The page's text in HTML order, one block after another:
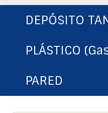
DEPÓSITO
PLÁSTICO
PARED